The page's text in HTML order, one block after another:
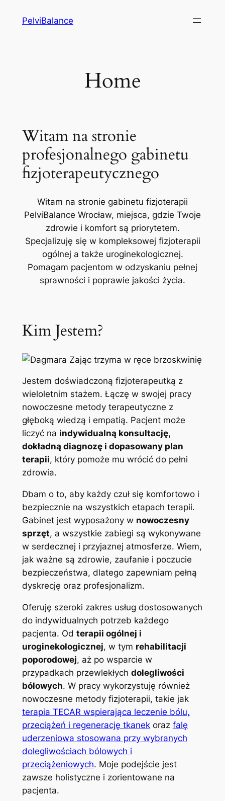
PelviBalance
Home
Witam na stronie
profesjonalnego gabinetu
fizjoterapeutycznego
Witam na stronie gabinetu fizjoterapii
PelviBalance Wrocław, miejsca, gdzie Twoje
zdrowie i komfort są priorytetem.
Specjalizuję się w kompleksowej fizjoterapii
ogólnej a także uroginekologicznej.
Pomagam pacjentom w odzyskaniu pełnej
sprawności i poprawie jakości życia.
Kim Jestem?
Jestem doświadczoną fizjoterapeutką z
wieloletnim stażem. Łączę w swojej pracy
nowoczesne metody terapeutyczne z
głęboką wiedzą i empatią. Pacjent może
liczyć na indywidualną konsultację,
dokładną diagnozę i dopasowany plan
terapii, który pomoże mu wrócić do pełni
zdrowia.
Dbam o to, aby każdy czuł się komfortowo i
bezpiecznie na wszystkich etapach terapii.
Gabinet jest wyposażony w nowoczesny
sprzęt, a wszystkie zabiegi są wykonywane
w serdecznej i przyjaznej atmosferze. Wiem,
jak ważne są zdrowie, zaufanie i poczucie
bezpieczeństwa, dlatego zapewniam pełną
dyskrecję oraz profesjonalizm.
Oferuję szeroki zakres usług dostosowanych
do indywidualnych potrzeb każdego
pacjenta. Od terapii ogólnej i
uroginekologicznej, w tym rehabilitacji
poporodowej, aż po wsparcie w
przypadkach przewlekłych dolegliwości
bólowych. W pracy wykorzystuję również
nowoczesne metody fizjoterapii, takie jak
terapia TECAR wspierająca leczenie bólu,
przeciążeń i regenerację tkanekoraz falę
uderzeniowa stosowana przy wybranych
dolegliwościach bólowych i
przeciążeniowych. Moje podejście jest
zawsze holistyczne i zorientowane na
pacjenta.